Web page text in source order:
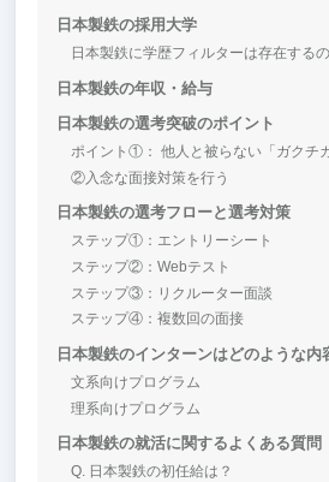
日本製鉄の採用大学
日本製鉄に学歴フィルターは存在する
日本製鉄の年収・給与
日本製鉄の選考突破のポイント
ポイント①： 他人と被らない「ガクチ
②入念な面接対策を行う
日本製鉄の選考フローと選考対策
ステップ①：エントリーシート
ステップ②：Webテスト
ステップ③：リクルーター面談
ステップ④：複数回の面接
日本製鉄のインターンはどのような内
文系向けプログラム
理系向けプログラム
日本製鉄の就活に関するよくある質問
Q. 日本製鉄の初任給は？